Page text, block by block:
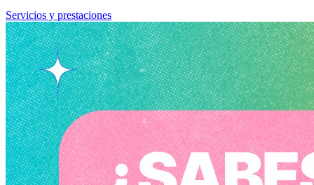
Servicios y prestaciones